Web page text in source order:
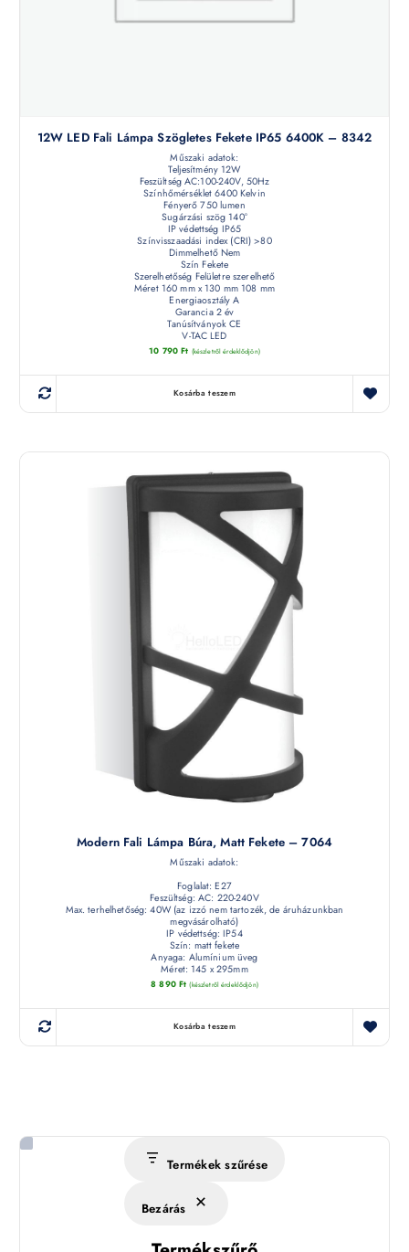
12W LED Fali Lámpa Szögletes Fekete IP65 6400K – 8342
Műszaki adatok:
Teljesítmény 12W
Feszültség AC:100-240V, 50Hz
Színhőmérséklet 6400 Kelvin
Fényerő 750 lumen
Sugárzási szög 140°
IP védettség IP65
Színvisszaadási index (CRI) >80
Dimmelhető Nem
Szín Fekete
Szerelhetőség Felületre szerelhető
Méret 160 mm x 130 mm 108 mm
Energiaosztály A
Garancia 2 év
Tanúsítványok CE
V-TAC LED
10 790Ft (készletről érdeklődjön)
Kosárba teszem
Modern Fali Lámpa Búra, Matt Fekete – 7064
Műszaki adatok:
Foglalat: E27
Feszültség: AC: 220-240V
Max. terhelhetőség: 40W (az izzó nem tartozék, de áruházunkban
megvásárolható)
IP védettség: IP54
Szín: matt fekete
Anyaga: Alumínium üveg
Méret: 145 x 295mm
8 890 Ft (készletről érdeklődjön)
Kosárba teszem
Termékek szűrése
Bezárás